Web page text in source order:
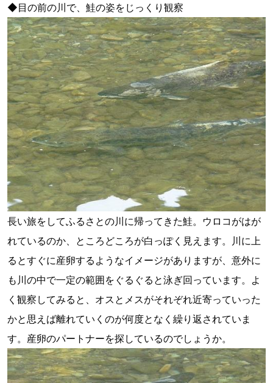
◆目の前の川で、鮭の姿をじっくり観察
長い旅をしてふるさとの川に帰ってきた鮭。ウロコがはが
れているのか、ところどころが白っぽく見えます。川に上
るとすぐに産卵するようなイメージがありますが、意外に
も川の中で一定の範囲をぐるぐると泳ぎ回っています。よ
く観察してみると、オスとメスがそれぞれ近寄っていった
かと思えば離れていくのが何度となく繰り返されていま
す。産卵のパートナーを探しているのでしょうか。